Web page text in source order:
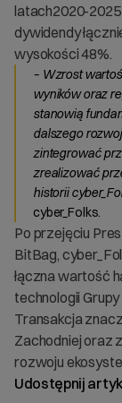
Udostępnij
latach2020-2025
dywidendy
wysokości 48%.
– Wzrost
wyników oraz
stanowią
dalszego
zintegrować
zrealizować
historii
cyber_Folks.
Po przejęciu
BitBag,
łączna wartość
technologii
Transakcja
Zachodniej oraz
rozwoju